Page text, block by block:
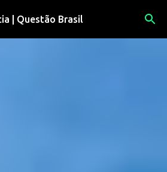
o conteúdo principal
| Questão Brasil